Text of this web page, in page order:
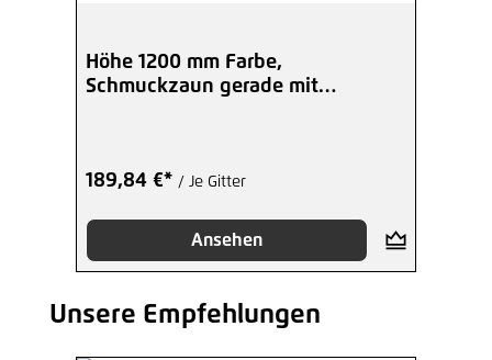
Höhe 1200 mm Farbe,
Schmuckzaun gerade mit
189,84 €* / Je Gitter
Ansehen
Produktgalerie überspringen
Unsere Empfehlungen